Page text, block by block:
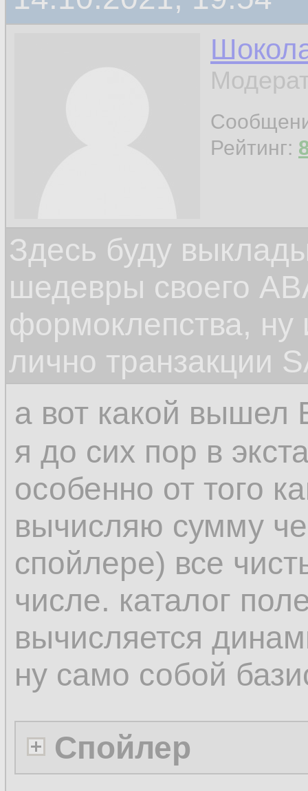
Рейтинг:
Здесь буду
шедевры своего
формоклепства,
лично транзакции
а вот какой вышел
я до сих пор в
особенно от того
вычисляю сумму
спойлере) все
числе. каталог
вычисляется
ну само собой
Спойлер